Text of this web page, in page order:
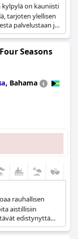
on kauniisti
tarjoten ylellisen
palvelustaan ja
tarjoaa
lisää
Seasons
, Bahama
rauhallisen
aistillisiin
edistynyttä
sulattaakseen